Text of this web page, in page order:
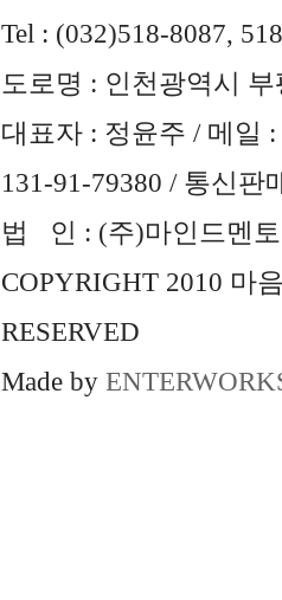
Tel : (032)518-8087,
도로명 : 인천광역시
대표자 : 정윤주 / 메일 :
131-91-79380 / 통신판
법 인 : (주)마인드멘토
COPYRIGHT 2010 마
RESERVED
Made by